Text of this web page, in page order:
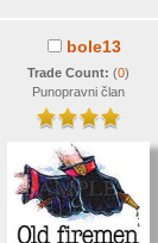
bole13
Trade Count: (0)
Punopravni član